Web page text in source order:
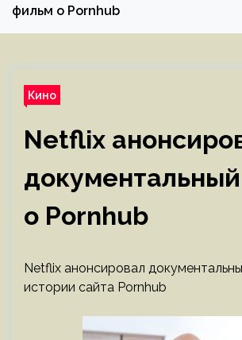
фильм о Pornhub
Кино
Netflix
о Pornhub
Netflix анонсировал
истории сайта Pornhub